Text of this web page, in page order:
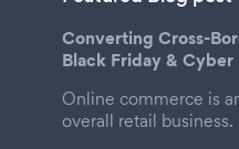
Converting Cross-
Black Friday &
Online commerce is
overall retail business.